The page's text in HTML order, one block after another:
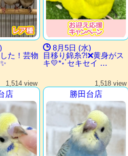
た！芸物
8月5日 (水)
目移り錦糸?!‪❌黄身がス
キ💛*॰ॱセキセイ …
1,514 view
店
1,518 view
勝田台店